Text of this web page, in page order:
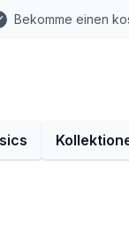
Bekomme einen